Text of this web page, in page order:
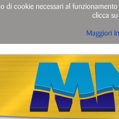
di cookie necessari al
clicca
Maggiori